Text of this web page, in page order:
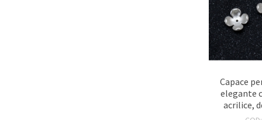
Capace
elegante
acrilice,
17x5 mm,